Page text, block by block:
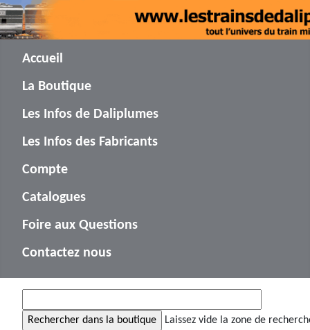
Accueil
La Boutique
Les Infos de Daliplumes
Les Infos des Fabricants
Compte
Catalogues
Foire aux Questions
Contactez nous
Laissez vide la zone de